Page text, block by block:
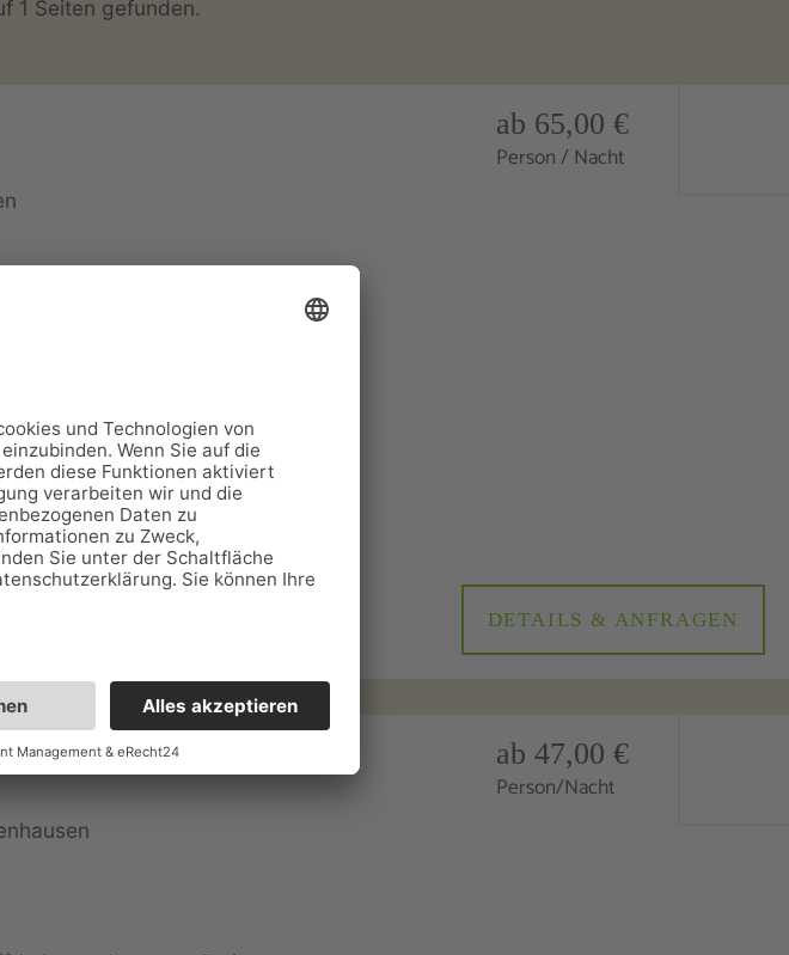
1 Seiten gefunden.
überrascht mit individuellem
dicken Mauern und ländlich-
Urlaub in historischen
Schänke".
ab 65,00 €
Person / Nacht
DETAILS & ANFRAGEN
**** ab 47,00 €
Person/Nacht